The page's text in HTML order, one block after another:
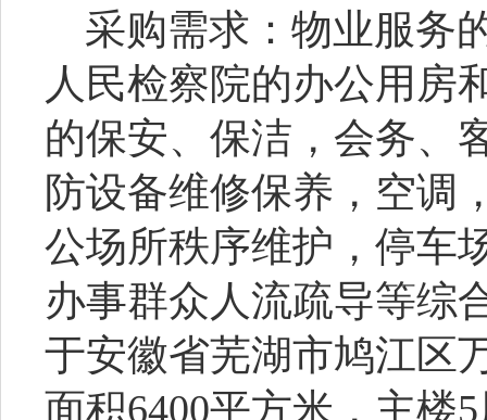
采购需求：物业服务
人民检察院的办公用房
的保安、保洁，会务、
防设备维修保养，空调
公场所秩序维护，停车
办事群众人流疏导等综
于安徽省芜湖市鸠江区
面积6400平方米，主楼5